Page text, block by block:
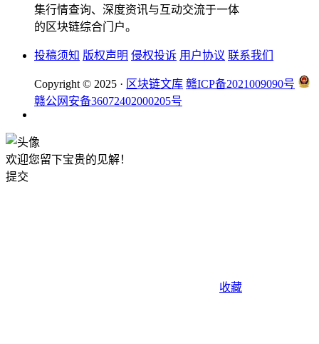
集行情查询、深度资讯与互动交流于一体
的区块链综合门户。
投稿须知 版权声明 侵权投诉 用户协议 联系我们
Copyright © 2025 · 区块链文库 赣ICP备2021009090号
赣公网安备36072402000205号
欢迎您留下宝贵的见解！
提交
收藏